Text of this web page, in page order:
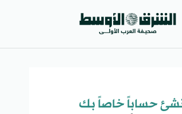
حساباً خاصاً بك​